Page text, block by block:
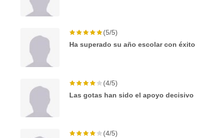
(5/5)
Ha superado su año escolar con éxito
(4/5)
Las gotas han sido el apoyo decisivo
(4/5)